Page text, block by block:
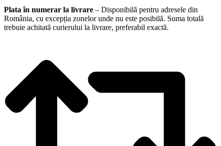
Plata în numerar la livrare – Disponibilă pentru adresele din
România, cu excepția zonelor unde nu este posibilă. Suma totală
trebuie achitată curierului la livrare, preferabil exactă.